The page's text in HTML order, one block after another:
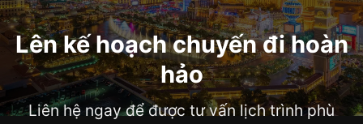
Lên kế hoạch chuyến đi hoàn
hảo
Liên hệ ngay để được tư vấn lịch trình phù